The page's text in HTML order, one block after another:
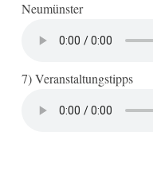
Neumünster
7) Veranstaltungstipps